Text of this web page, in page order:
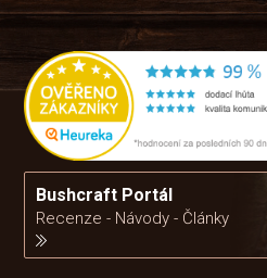
Bushcraft Portál
Recenze - Návody - Články